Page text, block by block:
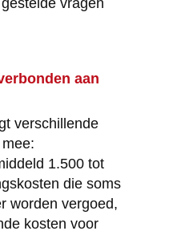
vragen
aan
verschillende
1.500 tot
die soms
worden vergoed,
kosten voor